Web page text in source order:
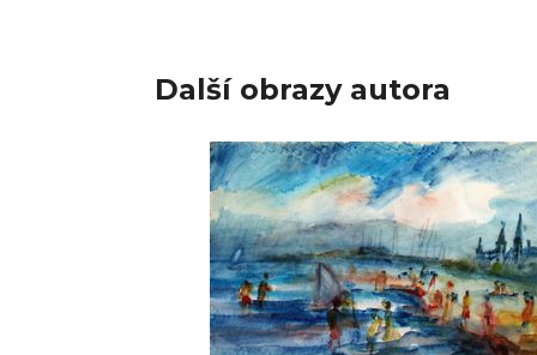
Další obrazy autora